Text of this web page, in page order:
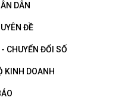
DÂN
ĐỀ
CHUYỂN ĐỔI SỐ
KINH DOANH